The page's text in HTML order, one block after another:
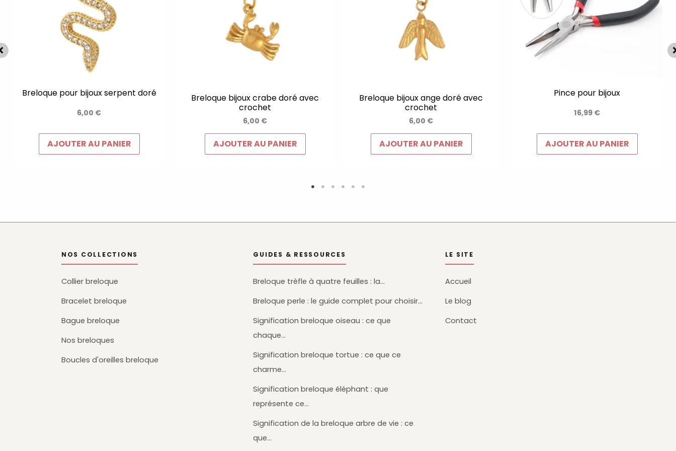
Breloque pour bijoux serpent doré
6,00 €
AJOUTER AU PANIER
Breloque bijoux crabe doré avec
crochet
6,00 €
AJOUTER AU PANIER
Breloque bijoux ange doré avec
crochet
6,00 €
AJOUTER AU PANIER
Pince pour bijoux
16,99 €
AJOUTER AU PANIER
NOS COLLECTIONS
Collier breloque
Bracelet breloque
Bague breloque
Nos breloques
Boucles d'oreilles breloque
GUIDES & RESSOURCES
Breloque trèfle à quatre feuilles : la…
Breloque perle : le guide complet pour choisir…
Signification breloque oiseau : ce que
chaque…
Signification breloque tortue : ce que ce
charme…
Signification breloque éléphant : que
représente ce…
Signification de la breloque arbre de vie : ce
que…
LE SITE
Accueil
Le blog
Contact